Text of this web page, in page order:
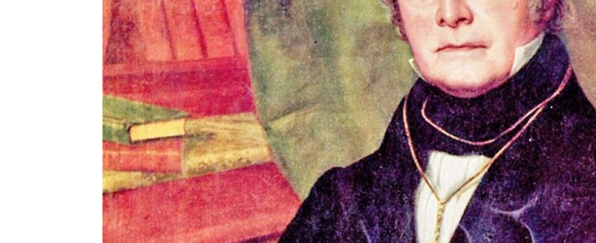
Ciudad
Cómics
Críticas
Historia material de los libros
Lagunas mentales
Libros
Personaje
Personajes secundarios
Política